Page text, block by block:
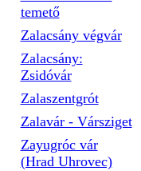
temető
Zalacsány végvár
Zalacsány:
Zsidóvár
Zalaszentgrót
Zalavár - Vársziget
Zayugróc vár
(Hrad Uhrovec)